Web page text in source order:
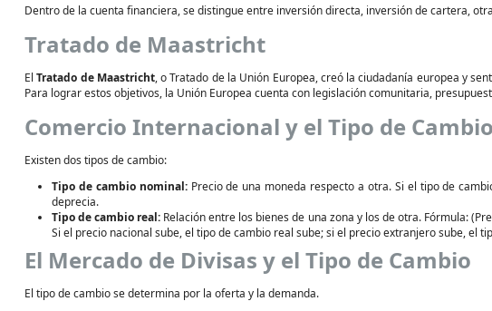
Dentro de la cuenta financiera, se distingue entre inversión directa, inversión de cartera,
Tratado de Maastricht
ElTratado de Maastricht, o Tratado de la Unión Europea, creó la ciudadanía europea y
Para lograr estos objetivos, la Unión Europea cuenta con legislación comunitaria,
Comercio Internacional y el Tipo de Cambio
Existen dos tipos de cambio:
Tipo de cambio nominal:Precio de una moneda respecto a otra. Si el tipo de
deprecia.
Tipo de cambio real: Relación entre los bienes de una zona y los de otra. Fórmula:
Si el precio nacional sube, el tipo de cambio real sube; si el precio extranjero sube, el
El Mercado de Divisas y el Tipo de Cambio
El tipo de cambio se determina por la oferta y la demanda.